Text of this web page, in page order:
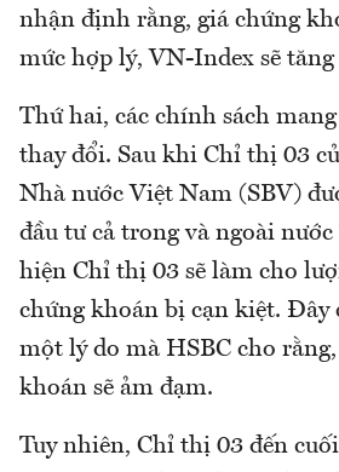
nhận định rằng, giá chứng
mức hợp lý, VN-Index sẽ
Thứ hai, các chính sách
thay đổi. Sau khi Chỉ thị 03
Nhà nước Việt Nam (SBV)
đầu tư cả trong và ngoài nước
hiện Chỉ thị 03 sẽ làm cho
chứng khoán bị cạn kiệt. Đây
một lý do mà HSBC cho
khoán sẽ ảm đạm.
Tuy nhiên, Chỉ thị 03 đến